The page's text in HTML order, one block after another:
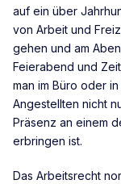
auf ein über
von Arbeit und
gehen und am
Feierabend und
man im Büro oder
Angestellten nicht
Präsenz an einem
erbringen ist.
Das Arbeitsrecht